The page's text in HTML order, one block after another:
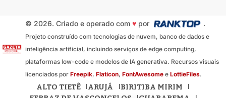
© 2026. Criado e operado com ♥por .
Projeto construído com tecnologias de nuvem, banco de dados e
inteligência artificial, incluindo serviços de edge computing,
plataformas low-code e modelos de IA generativa. Recursos visuais
licenciados por Freepik, Flaticon, FontAwesomee LottieFiles.
ALTO TIETÊ ARUJÁ
BIRITIBA MIRIM